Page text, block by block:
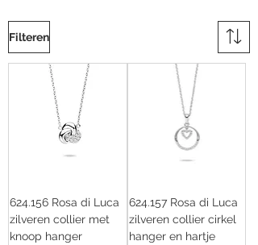
Filteren
624.156 Rosa di Luca
zilveren collier met
knoop hanger
624.157 Rosa di Luca
zilveren collier cirkel
hanger en hartje